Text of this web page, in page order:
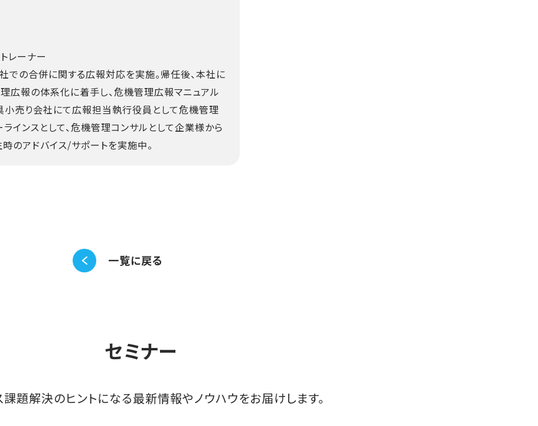
レーナー
の合併に関する広報対応を実施。帰任後、本社に
広報の体系化に着手し、危機管理広報マニュアル
小売り会社にて広報担当執行役員として危機管理
インスとして、危機管理コンサルとして企業様から
のアドバイス/サポートを実施中。
一覧に戻る
セミナー
課題解決のヒントになる最新情報やノウハウをお届けします。